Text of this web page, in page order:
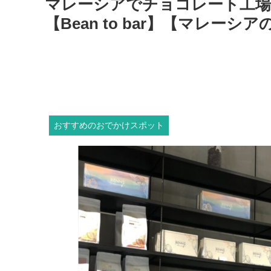
マレーシアでチョコレート工
【Bean to bar】【マレーシア
おすすめのおでかけスポット